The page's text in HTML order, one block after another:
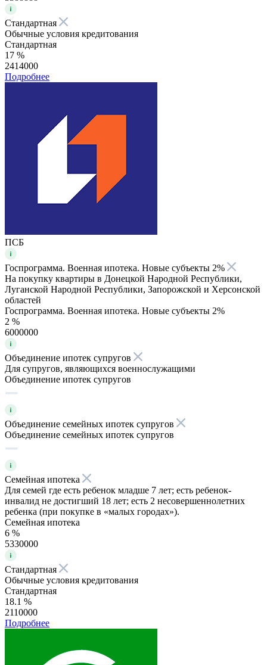
Стандартная
Обычные условия кредитования
Стандартная
17 %
2414000
Подробнее
ПСБ
Госпрограмма. Военная ипотека. Новые субъекты 2%
На покупку квартиры в Донецкой Народной Республики,
Луганской Народной Республики, Запорожской и Херсонской
областей
Госпрограмма. Военная ипотека. Новые субъекты 2%
2 %
6000000
Объединение ипотек супругов
Для супругов, являющихся военнослужащими
Объединение ипотек супругов
Объединение семейных ипотек супругов
Объединение семейных ипотек супругов
Семейная ипотека
Для семей где есть ребенок младше 7 лет; есть ребенок-
инвалид не достигший 18 лет; есть 2 несовершеннолетних
ребенка (при покупке в «малых городах»).
Семейная ипотека
6 %
5330000
Стандартная
Обычные условия кредитования
Стандартная
18.1 %
2110000
Подробнее